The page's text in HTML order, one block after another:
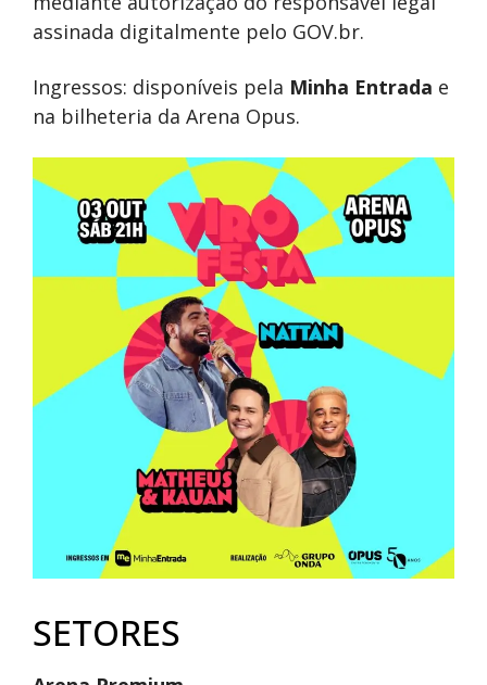
assinada digitalmente pelo GOV.br.
Ingressos: disponíveis pela Minha Entrada e
na bilheteria da Arena Opus.
SETORES